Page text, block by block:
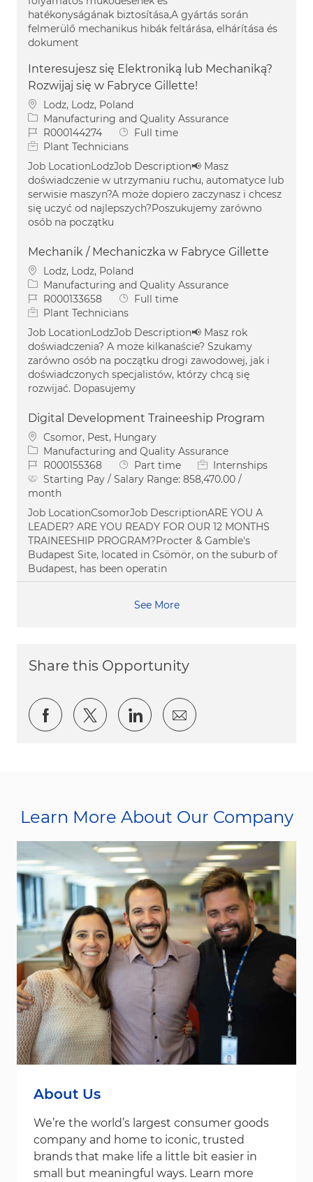
hatékonyságának biztosítása,A gyártás során
felmerülő mechanikus hibák feltárása, elhárítása és
dokument
Interesujesz się Elektroniką lub Mechaniką?
Rozwijaj się w Fabryce Gillette!
Location
Lodz, Lodz, Poland
Category
Manufacturing and Quality Assurance
Job IdR000144274 Job Type
Full time
Plant Technicians
Job LocationLodzJob Description📢 Masz
doświadczenie w utrzymaniu ruchu, automatyce lub
serwisie maszyn?A może dopiero zaczynasz i chcesz
się uczyć od najlepszych?Poszukujemy zarówno
osób na początku
Mechanik / Mechaniczka w Fabryce Gillette
Location
Lodz, Lodz, Poland
Category
Manufacturing and Quality Assurance
Job IdR000133658 Job Type
Full time
Plant Technicians
Job LocationLodzJob Description📢 Masz rok
doświadczenia? A może kilkanaście? Szukamy
zarówno osób na początku drogi zawodowej, jak i
doświadczonych specjalistów, którzy chcą się
rozwijać. Dopasujemy
Digital Development Traineeship Program
Location
Csomor, Pest, Hungary
Category
Manufacturing and Quality Assurance
Job IdR000155368 Job Type
Part time
Internships
Starting Pay / Salary Range: 858,470.00 /
month
Job LocationCsomorJob DescriptionARE YOU A
LEADER? ARE YOU READY FOR OUR 12 MONTHS
TRAINEESHIP PROGRAM?Procter & Gamble's
Budapest Site, located in Csömör, on the suburb of
Budapest, has been operatin
See More
Share this Opportunity
Share via Facebook
Share via twitter
Share via LinkedIn
Share via email
Learn More About Our Company
About Us
We’re the world’s largest consumer goods
company and home to iconic, trusted
brands that make life a little bit easier in
small but meaningful ways. Learn more